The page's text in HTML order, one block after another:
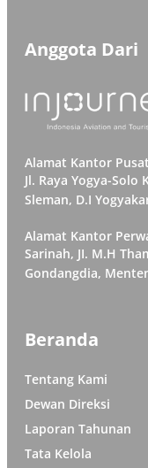
Anggota Dari
Alamat Kantor Pusat
Jl. Raya Yogya-Solo
Sleman, D.I
Alamat Kantor
Sarinah, JI. M.H
Gondangdia,
Beranda
Tentang Kami
Dewan Direksi
Laporan Tahunan
Tata Kelola